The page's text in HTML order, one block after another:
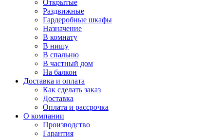
Открытые
Раздвижные
Гардеробные шкафы
Назначение
В комнату
В нишу
В спальню
В частный дом
На балкон
Доставка и оплата
Как сделать заказ
Доставка
Оплата и рассрочка
О компании
Производство
Гарантия